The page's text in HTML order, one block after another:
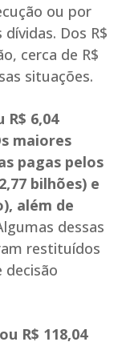
ou por
Dos R$
cerca de R$
situações.
R$ 6,04
maiores
pagas pelos
bilhões) e
além de
dessas
restituídos
R$ 118,04